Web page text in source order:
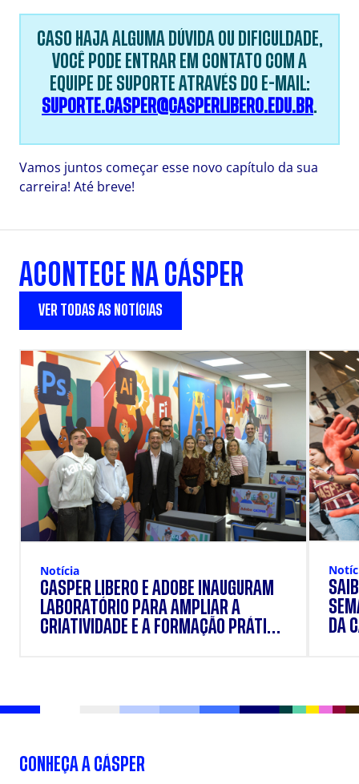
CASO HAJA ALGUMA DÚVIDA OU DIFICULDADE,
VOCÊ PODE ENTRAR EM CONTATO COM A
EQUIPE DE SUPORTE ATRAVÉS DO E-MAIL:
SUPORTE.CASPER@CASPERLIBERO.EDU.BR
Vamos juntos começar esse novo capítulo da sua
carreira! Até breve!
ACONTECE NA CÁSPER
VER TODAS AS NOTÍCIAS
Notícia
CÁSPER LÍBERO E ADOBE INAUGURAM
LABORATÓRIO PARA AMPLIAR A
CRIATIVIDADE E A FORMAÇÃO PRÁTICA
DA
CONHEÇA A CÁSPER